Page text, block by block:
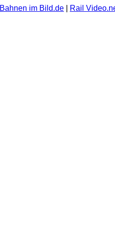
Bahnen im Bild.de Rail